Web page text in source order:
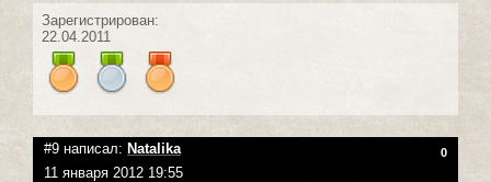
Зарегистрирован:
22.04.2011
#9 написал: Natalika 0
11 января 2012 19:55